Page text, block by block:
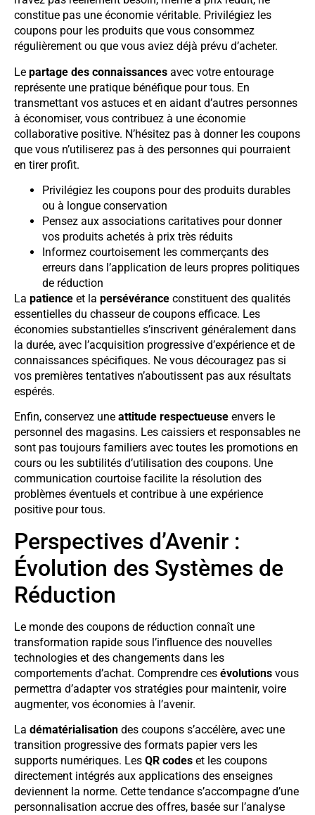
constitue pas une économie véritable. Privilégiez les
coupons pour les produits que vous consommez
régulièrement ou que vous aviez déjà prévu d’acheter.
Le partage des connaissances avec votre entourage
représente une pratique bénéfique pour tous. En
transmettant vos astuces et en aidant d’autres personnes
à économiser, vous contribuez à une économie
collaborative positive. N’hésitez pas à donner les coupons
que vous n’utiliserez pas à des personnes qui pourraient
en tirer profit.
Privilégiez les coupons pour des produits durables
ou à longue conservation
Pensez aux associations caritatives pour donner
vos produits achetés à prix très réduits
Informez courtoisement les commerçants des
erreurs dans l’application de leurs propres politiques
de réduction
La patience et la persévérance constituent des qualités
essentielles du chasseur de coupons efficace. Les
économies substantielles s’inscrivent généralement dans
la durée, avec l’acquisition progressive d’expérience et de
connaissances spécifiques. Ne vous découragez pas si
vos premières tentatives n’aboutissent pas aux résultats
espérés.
Enfin, conservez une attitude respectueuse envers le
personnel des magasins. Les caissiers et responsables ne
sont pas toujours familiers avec toutes les promotions en
cours ou les subtilités d’utilisation des coupons. Une
communication courtoise facilite la résolution des
problèmes éventuels et contribue à une expérience
positive pour tous.
Perspectives d’Avenir :
Évolution des Systèmes de
Réduction
Le monde des coupons de réduction connaît une
transformation rapide sous l’influence des nouvelles
technologies et des changements dans les
comportements d’achat. Comprendre ces évolutions vous
permettra d’adapter vos stratégies pour maintenir, voire
augmenter, vos économies à l’avenir.
La dématérialisation des coupons s’accélère, avec une
transition progressive des formats papier vers les
supports numériques. Les QR codes et les coupons
directement intégrés aux applications des enseignes
deviennent la norme. Cette tendance s’accompagne d’une
personnalisation accrue des offres, basée sur l’analyse